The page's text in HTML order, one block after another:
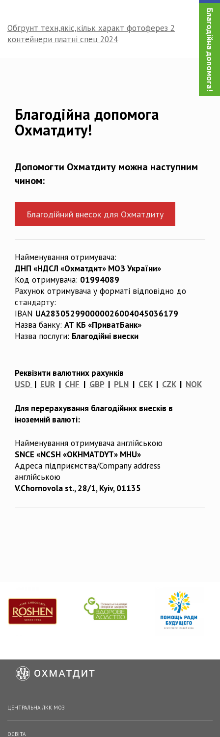
Благодійна допомога!
Обгрунт техн,якіс,кільк характ фотоферез 2
контейнери платні спец 2024
Благодійна допомога
Охматдиту!
Допомогти Охматдиту можна наступним
чином:
Благодійний внесок для Охматдиту
Найменування отримувача:
ДНП «НДСЛ «Охматдит» МОЗ України»
Код отримувача: 01994089
Рахунок отримувача у форматі відповідно до
стандарту:
IBAN UA283052990000026004045036179
Назва банку: АТ КБ «ПриватБанк»
Назва послуги: Благодійні внески
Реквізити валютних рахунків
USD | EUR | CHF | GBP| PLN | CEK| CZK| NOK
Для перерахування благодійних внесків в
іноземній валюті:
Найменування отримувача англійською
SNCE «NCSH «OKHMATDYT» MHU»
Адреса підприємства/Company address
англійською
V.Chornovola st., 28/1, Kyiv, 01135
ЦЕНТРАЛЬНА ЛКК МОЗ
ОСВІТА